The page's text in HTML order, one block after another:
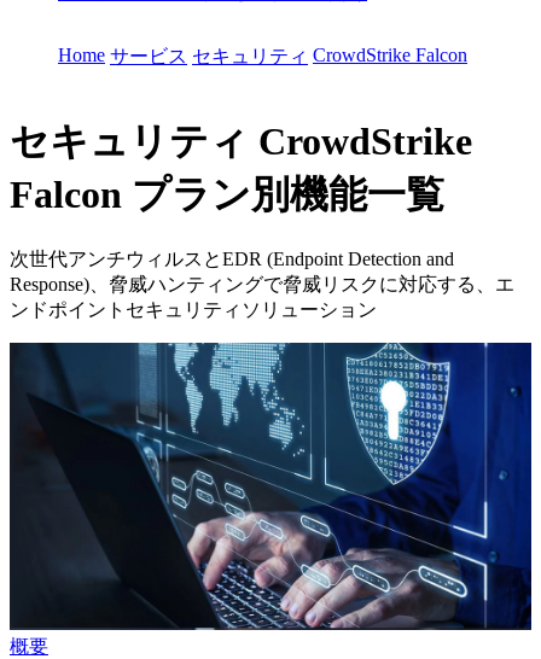
Home サービス セキュリティ CrowdStrike Falcon
セキュリティ CrowdStrike
Falcon プラン別機能一覧
次世代アンチウィルスとEDR (Endpoint Detection and
Response)、脅威ハンティングで脅威リスクに対応する、エ
ンドポイントセキュリティソリューション
概要